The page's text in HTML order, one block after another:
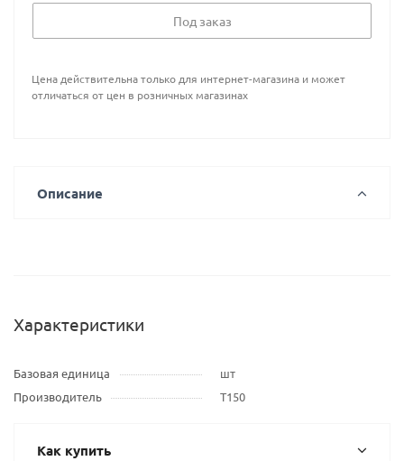
Под заказ
Цена действительна только для интернет-магазина и может
отличаться от цен в розничных магазинах
Описание
Характеристики
Базовая единица
шт
Производитель
Т150
Как купить